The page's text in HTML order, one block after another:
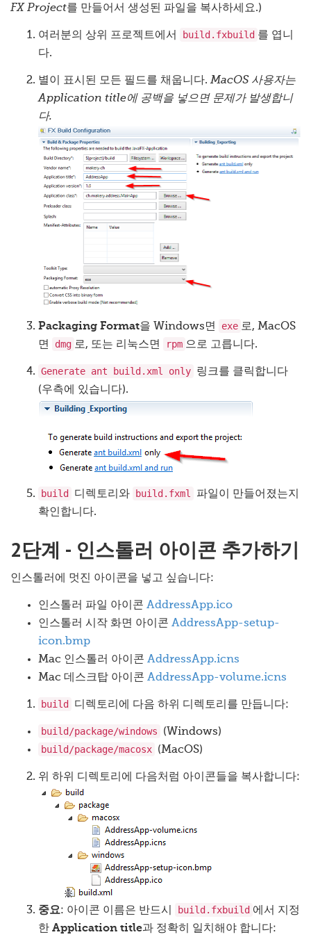
FX Project를 만들어서 생성된 파일을 복사하세요.)
여러분의 상위 프로젝트에서 build.fxbuild 를 엽니
다.
별이 표시된 모든 필드를 채웁니다.MacOS 사용자는
Application title에 공백을 넣으면 문제가 발생합니
다.
Packaging Format을 Windows면 exe 로, MacOS
면
dmg 로, 또는 리눅스면 rpm 으로 고릅니다.
Generate ant build.xml only 링크를 클릭합니다
(우측에 있습니다).
build 디렉토리와 build.fxml
파일이 만들어졌는지
확인합니다.
2단계 - 인스톨러 아이콘 추가하기
인스톨러에 멋진 아이콘을 넣고 싶습니다:
인스톨러 파일 아이콘 AddressApp.ico
인스톨러 시작 화면 아이콘 AddressApp-setup-
icon.bmp
Mac 인스톨러 아이콘 AddressApp.icns
Mac 데스크탑 아이콘 AddressApp-volume.icns
build 디렉토리에 다음 하위 디렉토리를 만듭니다:
build/package/windows
(Windows)
build/package/macosx (MacOS)
위 하위 디렉토리에 다음처럼 아이콘들을 복사합니다:
중요: 아이콘 이름은 반드시 build.fxbuild 에서 지정
한 Application title과 정확히 일치해야 합니다: